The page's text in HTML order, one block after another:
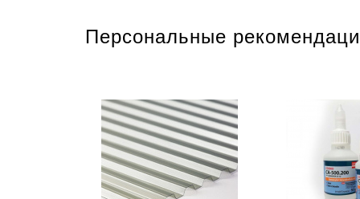
Персональные